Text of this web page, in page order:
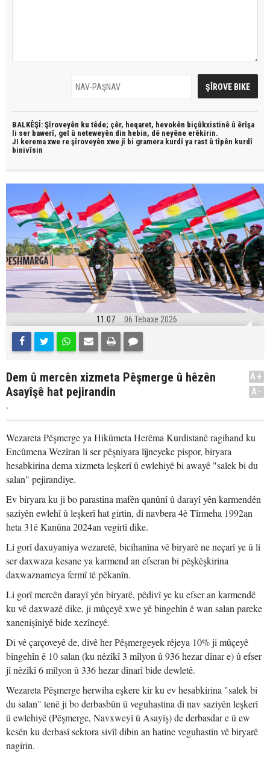
BALKÊŞÎ: Şîroveyên ku têde; çêr, heqaret, hevokên biçûkxistinê û êrîşa
li ser bawerî, gel û neteweyên din hebin, dê neyêne erêkirin.
JI kerema xwe re şîroveyên xwe jî bi gramera kurdî ya rast û tîpên kurdî
binivîsin
11:07 06 Tebaxe 2026
Dem û mercên xizmeta Pêşmerge û hêzên
Asayîşê hat pejirandin
.
A+
A-
Wezareta Pêşmerge ya Hikûmeta Herêma Kurdistanê ragihand ku
Encûmena Wezîran li ser pêşniyara lîjneyeke pispor, biryara
hesabkirina dema xizmeta leşkerî û ewlehiyê bi awayê "salek bi du
salan" pejirandiye.
Ev biryara ku ji bo parastina mafên qanûnî û darayî yên karmendên
saziyên ewlehî û leşkerî hat girtin, di navbera 4ê Tîrmeha 1992an
heta 31ê Kanûna 2024an vegirtî dike.
Li gorî daxuyaniya wezaretê, bicihanîna vê biryarê ne neçarî ye û li
ser daxwaza kesane ya karmend an efseran bi pêşkêşkirina
daxwaznameya fermî tê pêkanîn.
Li gorî mercên darayî yên biryarê, pêdivî ye ku efser an karmendê
ku vê daxwazê dike, ji mûçeyê xwe yê bingehîn ê wan salan pareke
xanenişîniyê bide xezîneyê.
Di vê çarçoveyê de, divê her Pêşmergeyek rêjeya 10% ji mûçeyê
bingehîn ê 10 salan (ku nêzîkî 3 mîlyon û 936 hezar dînar e) û efser
jî nêzîkî 6 mîlyon û 336 hezar dînarî bide dewletê.
Wezareta Pêşmerge herwiha eşkere kir ku ev hesabkirina "salek bi
du salan" tenê ji bo derbasbûn û veguhastina di nav saziyên leşkerî
û ewlehiyê (Pêşmerge, Navxweyî û Asayîş) de derbasdar e û ew
kesên ku derbasî sektora sivîl dibin an hatine veguhastin vê biryarê
nagirin.